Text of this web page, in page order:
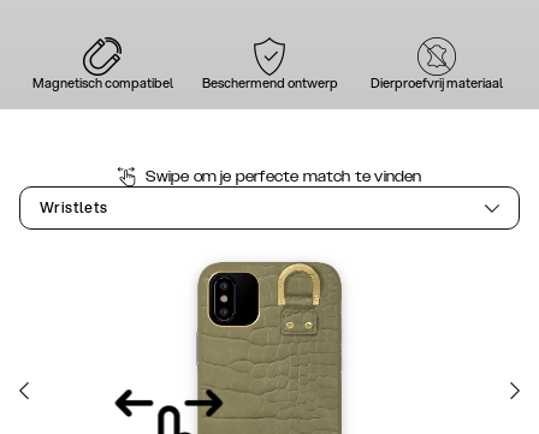
Magnetisch compatibel Beschermend ontwerp Dierproefvrij materiaal
Swipe om je perfecte match te vinden
Wristlets